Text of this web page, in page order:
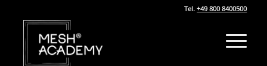
Tel.+49 800 8400500